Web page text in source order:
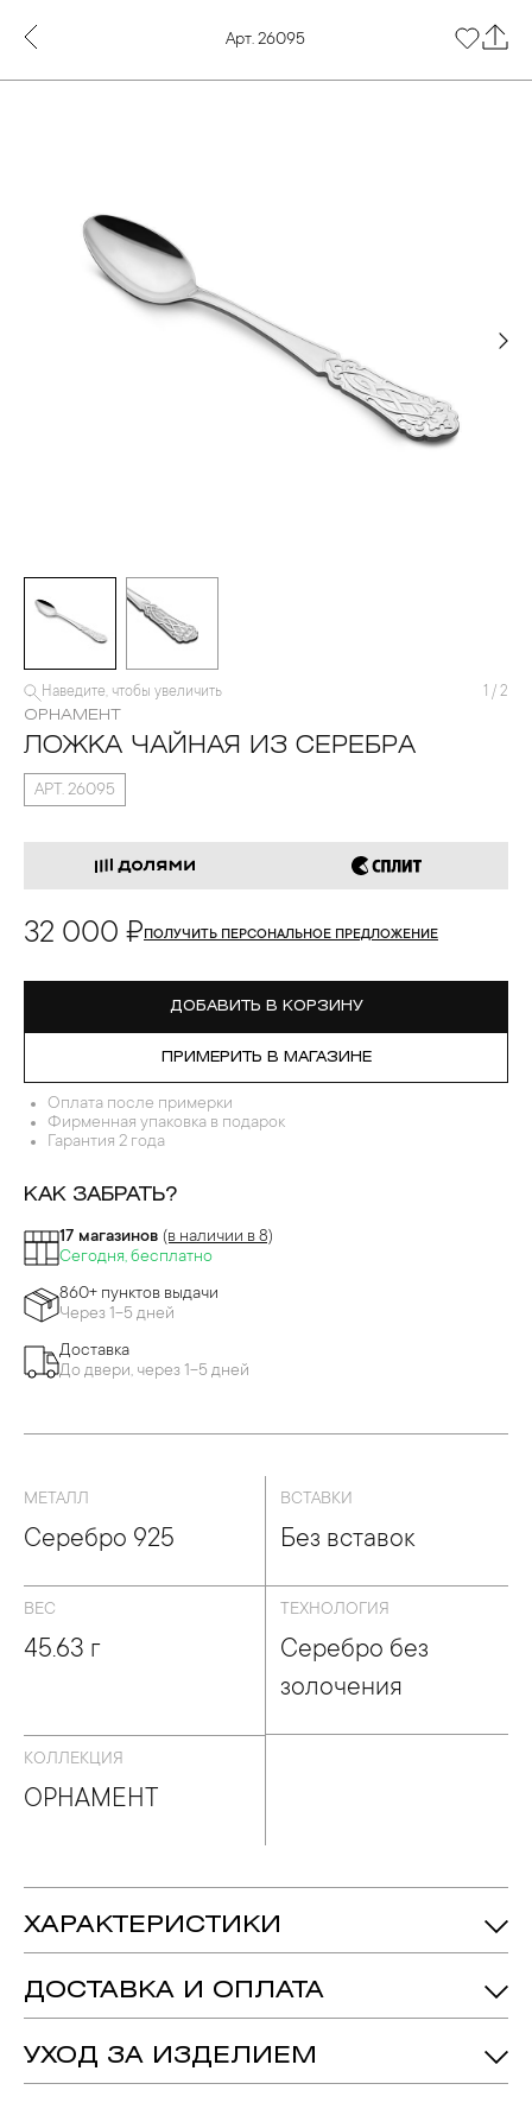
Арт. 26095
Наведите, чтобы увеличить 1 / 2
ОРНАМЕНТ
ЛОЖКА ЧАЙНАЯ ИЗ СЕРЕБРА
АРТ. 26095
32 000 ₽ ПОЛУЧИТЬ ПЕРСОНАЛЬНОЕ ПРЕДЛОЖЕНИЕ
ДОБАВИТЬ В КОРЗИНУ
ПРИМЕРИТЬ В МАГАЗИНЕ
Оплата после примерки
Фирменная упаковка в подарок
Гарантия 2 года
КАК ЗАБРАТЬ?
17 магазинов (в наличии в 8)
Сегодня, бесплатно
860+ пунктов выдачи
Через 1-5 дней
Доставка
До двери, через 1-5 дней
МЕТАЛЛ
Серебро 925
ВСТАВКИ
Без вставок
ВЕС
45.63 г
ТЕХНОЛОГИЯ
Серебро без
золочения
КОЛЛЕКЦИЯ
ОРНАМЕНТ
ХАРАКТЕРИСТИКИ
Длина: 155 мм
Ширина: 30 мм
Металл: Серебро 925
ДОСТАВКА И ОПЛАТА
УХОД ЗА ИЗДЕЛИЕМ